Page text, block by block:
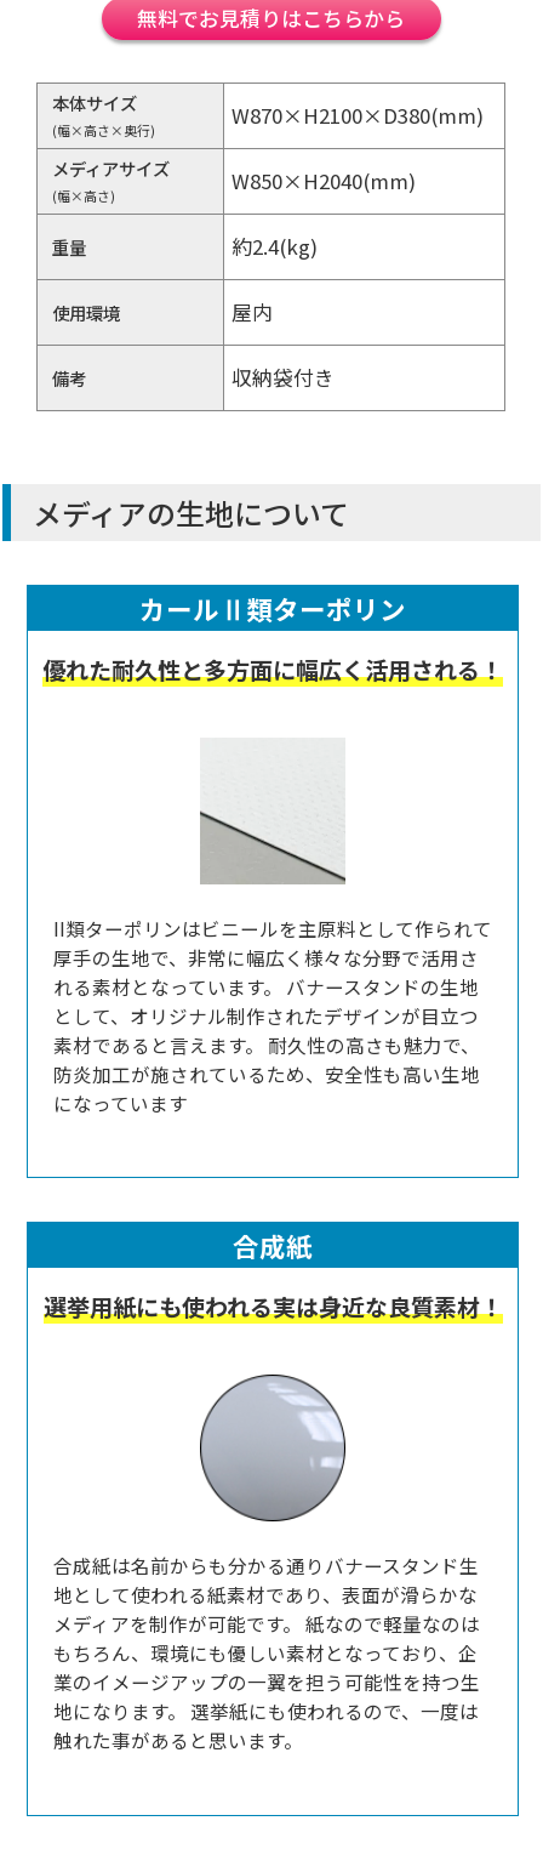
無料でお見積りはこちらから
本体サイズ
(幅×高さ×奥行)
W870×H2100×D380(mm)
メディアサイズ
(幅×高さ)
W850×H2040(mm)
重量 約2.4(kg)
使用環境 屋内
備考 収納袋付き
メディアの生地について
カールⅡ類ターポリン
優れた耐久性と多方面に幅広く活用される！
II類ターポリンはビニールを主原料として作られて
厚手の生地で、非常に幅広く様々な分野で活用さ
れる素材となっています。 バナースタンドの生地
として、オリジナル制作されたデザインが目立つ
素材であると言えます。 耐久性の高さも魅力で、
防炎加工が施されているため、安全性も高い生地
になっています
合成紙
選挙用紙にも使われる実は身近な良質素材！
合成紙は名前からも分かる通りバナースタンド生
地として使われる紙素材であり、表面が滑らかな
メディアを制作が可能です。 紙なので軽量なのは
もちろん、環境にも優しい素材となっており、企
業のイメージアップの一翼を担う可能性を持つ生
地になります。 選挙紙にも使われるので、一度は
触れた事があると思います。